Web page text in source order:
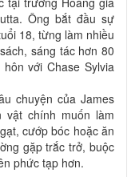
Ông bắt đầu sự
18, từng làm nhiều
sáng tác hơn 80
với Chase Sylvia
chuyện của James
vật chính muốn làm
cướp bóc hoặc ăn
gặp trắc trở, buộc
phức tạp hơn.